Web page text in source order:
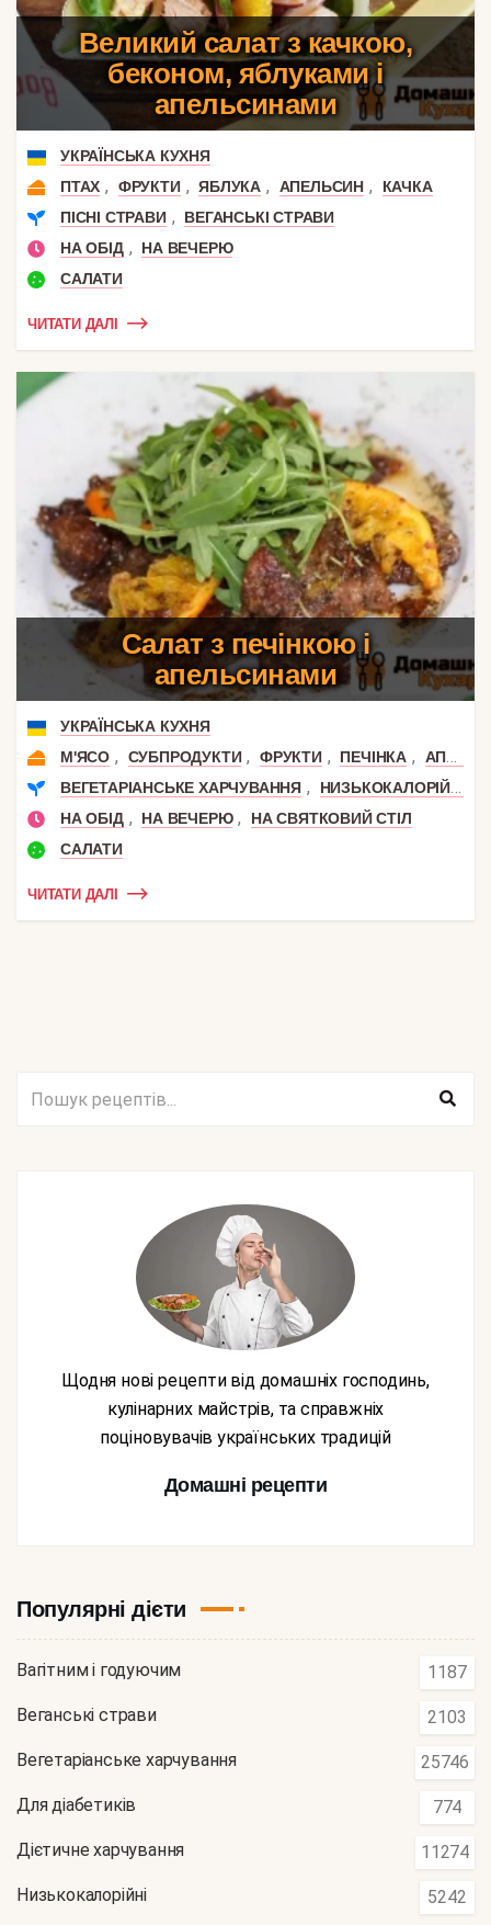
Великий салат з качкою,
беконом, яблуками і
апельсинами
УКРАЇНСЬКА КУХНЯ
ПТАХ , ФРУКТИ , ЯБЛУКА , АПЕЛЬСИН ,
КАЧКА
ПІСНІ СТРАВИ ,
ВЕГАНСЬКІ СТРАВИ
НА ОБІД ,
НА ВЕЧЕРЮ
САЛАТИ
ЧИТАТИ ДАЛІ
Салат з печінкою і
апельсинами
УКРАЇНСЬКА КУХНЯ
М'ЯСО , СУБПРОДУКТИ , ФРУКТИ , ПЕЧІНКА ,
АПЕЛЬСИН
ВЕГЕТАРІАНСЬКЕ ХАРЧУВАННЯ , НИЗЬКОКАЛОРІЙНІ
НА ОБІД , НА ВЕЧЕРЮ ,
НА СВЯТКОВИЙ СТІЛ
САЛАТИ
ЧИТАТИ ДАЛІ
Щодня нові рецепти від домашніх господинь,
кулінарних майстрів, та справжніх
поціновувачів українських традицій
Домашні рецепти
Популярні дієти
Вагітним і годуючим 1187
Веганські страви 2103
Вегетаріанське харчування 25746
Для діабетиків 774
Дієтичне харчування 11274
Низькокалорійні 5242